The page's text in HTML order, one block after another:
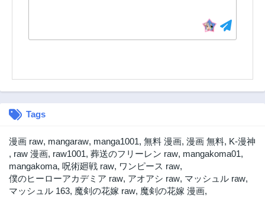
Tags
漫画 raw, mangaraw, manga1001, 無料 漫画, 漫画 無料, K-漫神
, raw 漫画, raw1001, 葬送のフリーレン raw, mangakoma01,
mangakoma, 呪術廻戦 raw, ワンピース raw,
僕のヒーローアカデミア raw, アオアシ raw, マッシュル raw,
マッシュル 163, 魔剣の花嫁 raw, 魔剣の花嫁 漫画,